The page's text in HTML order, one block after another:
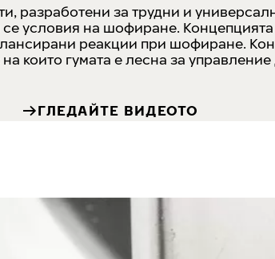
разработени за трудни и
условия на шофиране. Концепцията
реакции при шофиране.
които гумата е лесна за
ГЛЕДАЙТЕ ВИДЕОТО